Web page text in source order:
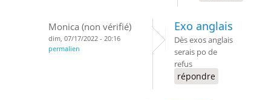
Monica (non vérifié)
dim, 07/17/2022 - 20:16
permalien
Exo anglais
Dès exos anglais
serais po de
refus
répondre